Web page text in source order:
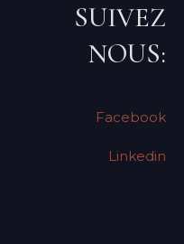
SUIVEZ
NOUS:
Facebook
Linkedin